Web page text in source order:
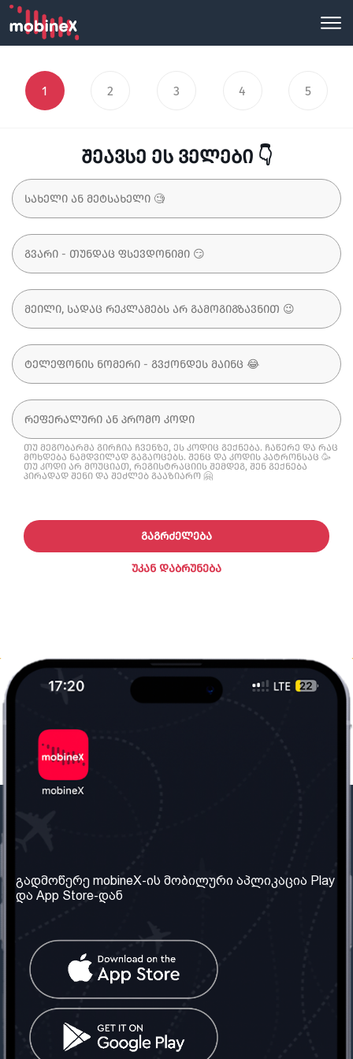
1 2 3 4 5
შეავსე ეს ველები 👇
თუ მეგობარმა გირჩია ჩვენზე, ეს კოდიც გექნება. ჩაწერე და რაც
მოხდება ნამდვილად გაგაოცებს. შენც და კოდის პატრონსაც 🥳
თუ კოდი არ მოუციათ, რეგისტრაციის შემდეგ, შენ გექნება
პირადად შენი და შეძლებ გააზიარო 🤗
ᲣᲙᲐᲜ ᲓᲐᲑᲠᲣᲜᲔᲑᲐ
ᲒᲐᲒᲠᲫᲔᲚᲔᲑᲐ
ჩვენ შესახებ
ჩვენი სერვისები
წესები და პირობები
კითხვები
კონტაქტი
საქართველო: თბილისი
ტელ: 032 2 04 00 50
სოციალური ქსელი
გადმოწერე mobineX-ის მობილური აპლიკაცია Play
და App Store-დან